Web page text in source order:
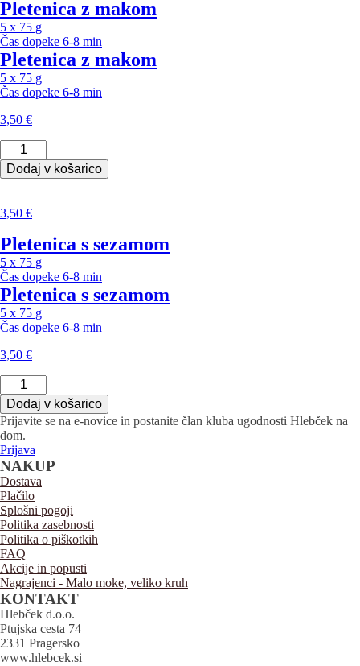
Pletenica z makom
5 x 75 g
Čas dopeke 6-8 min
Pletenica z makom
5 x 75 g
Čas dopeke 6-8 min
3,50 €
Pletenica
z
makom
Dodaj v košarico
3,50 €
Pletenica s sezamom
5 x 75 g
Čas dopeke 6-8 min
Pletenica s sezamom
5 x 75 g
Čas dopeke 6-8 min
3,50 €
Pletenica
s
sezamom
količina
Dodaj v košarico
Prijavite se na e-novice in postanite član kluba ugodnosti Hlebček na
dom.
Prijava
NAKUP
Dostava
Plačilo
Splošni pogoji
Politika zasebnosti
Politika o piškotkih
FAQ
Akcije in popusti
Nagrajenci - Malo moke, veliko kruh
KONTAKT
Hlebček d.o.o.
Ptujska cesta 74
2331 Pragersko
www.hlebcek.si